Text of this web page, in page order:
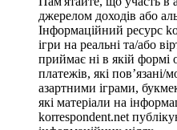
джерелом доходів або
Інформаційний ресурс
ігри на реальні та/або
приймає ні в якій формі
платежів, які пов’язані/
азартними іграми,
які матеріали на
korrespondent.net